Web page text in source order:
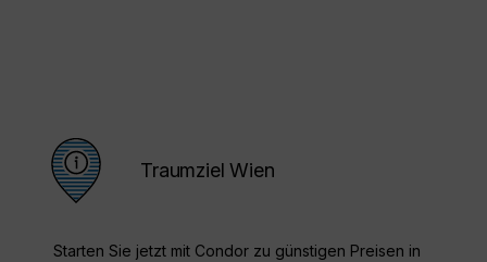
Traumziel Wien
Starten Sie jetzt mit Condor zu günstigen Preisen in